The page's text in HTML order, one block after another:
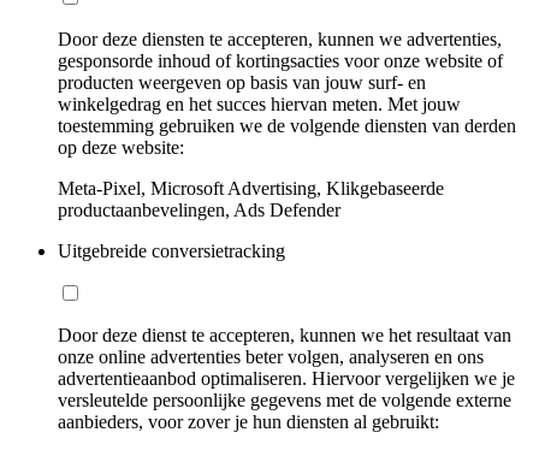
Door deze diensten te accepteren, kunnen we advertenties,
gesponsorde inhoud of kortingsacties voor onze website of
producten weergeven op basis van jouw surf- en
winkelgedrag en het succes hiervan meten. Met jouw
toestemming gebruiken we de volgende diensten van derden
op deze website:
Meta-Pixel, Microsoft Advertising, Klikgebaseerde
productaanbevelingen, Ads Defender
Uitgebreide conversietracking
Door deze dienst te accepteren, kunnen we het resultaat van
onze online advertenties beter volgen, analyseren en ons
advertentieaanbod optimaliseren. Hiervoor vergelijken we je
versleutelde persoonlijke gegevens met de volgende externe
aanbieders, voor zover je hun diensten al gebruikt: